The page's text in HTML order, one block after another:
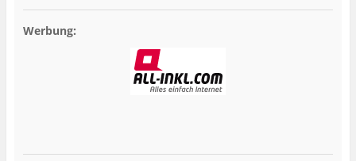
Werbung: